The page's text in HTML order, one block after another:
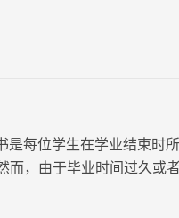
每位学生在学业结束时
而，由于毕业时间过久或